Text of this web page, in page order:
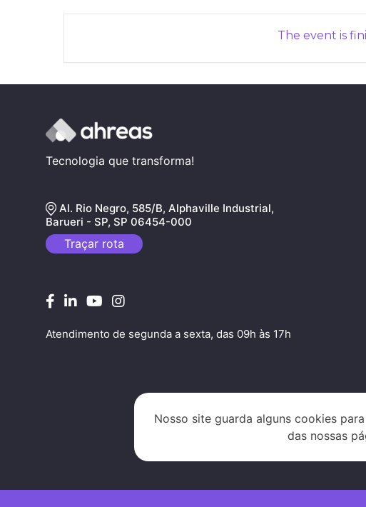
Nosso site guarda alguns cookies
das nossas
The event is
Tecnologia que transforma!
Al. Rio Negro, 585/B, Alphaville Industrial,
Barueri - SP, SP 06454-000
Traçar rota
Atendimento de segunda a sexta, das 09h às 17h